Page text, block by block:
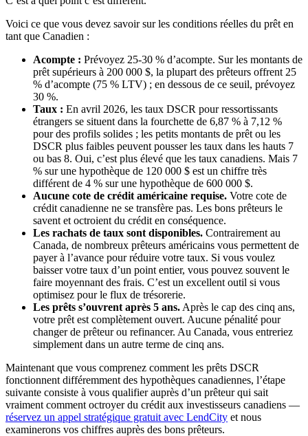
Voici ce que vous devez savoir sur les conditions réelles du prêt en
tant que Canadien :
Acompte : Prévoyez 25-30 % d’acompte. Sur les montants de
prêt supérieurs à 200 000 $, la plupart des prêteurs offrent 25
% d’acompte (75 % LTV) ; en dessous de ce seuil, prévoyez
30 %.
Taux : En avril 2026, les taux DSCR pour ressortissants
étrangers se situent dans la fourchette de 6,87 % à 7,12 %
pour des profils solides ; les petits montants de prêt ou les
DSCR plus faibles peuvent pousser les taux dans les hauts 7
ou bas 8. Oui, c’est plus élevé que les taux canadiens. Mais 7
% sur une hypothèque de 120 000 $ est un chiffre très
différent de 4 % sur une hypothèque de 600 000 $.
Aucune cote de crédit américaine requise. Votre cote de
crédit canadienne ne se transfère pas. Les bons prêteurs le
savent et octroient du crédit en conséquence.
Les rachats de taux sont disponibles. Contrairement au
Canada, de nombreux prêteurs américains vous permettent de
payer à l’avance pour réduire votre taux. Si vous voulez
baisser votre taux d’un point entier, vous pouvez souvent le
faire moyennant des frais. C’est un excellent outil si vous
optimisez pour le flux de trésorerie.
Les prêts s’ouvrent après 5 ans. Après le cap des cinq ans,
votre prêt est complètement ouvert. Aucune pénalité pour
changer de prêteur ou refinancer. Au Canada, vous entreriez
simplement dans un autre terme de cinq ans.
Maintenant que vous comprenez comment les prêts DSCR
fonctionnent différemment des hypothèques canadiennes, l’étape
suivante consiste à vous qualifier auprès d’un prêteur qui sait
vraiment comment octroyer du crédit aux investisseurs canadiens —
réservez un appel stratégique gratuit avec LendCity et nous
examinerons vos chiffres auprès des bons prêteurs.